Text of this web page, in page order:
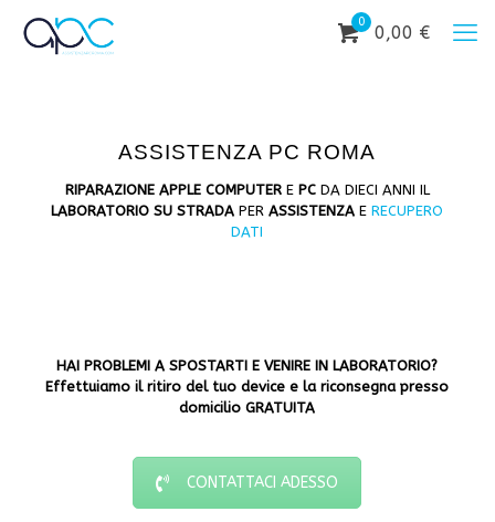
0
0,00 €
ASSISTENZA PC ROMA
RIPARAZIONE APPLE COMPUTERE PCDA DIECI ANNI IL
LABORATORIO SU STRADA PERASSISTENZA ERECUPERO
DATI
HAI PROBLEMI A SPOSTARTI E VENIRE IN LABORATORIO?
Effettuiamo il ritiro del tuo device e la riconsegna presso
domicilio GRATUITA
CONTATTACI ADESSO